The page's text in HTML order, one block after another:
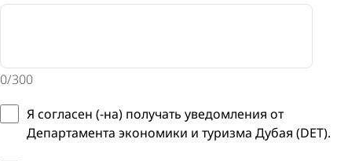
0/300
Я согласен (-на) получать уведомления от
Департамента экономики и туризма Дубая (DET).